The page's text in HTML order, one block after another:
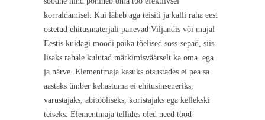
korraldamisel. Kui läheb aga teisiti ja kalli raha eest
ostetud ehitusmaterjali panevad Viljandis või mujal
Eestis kuidagi moodi paika tõelised soss-sepad, siis
lisaks rahale kulutad märkimisväärselt ka oma ega
ja närve. Elementmaja kasuks otsustades ei pea sa
aastaks ümber kehastuma ei ehitusinseneriks,
varustajaks, abitööliseks, koristajaks ega kellekski
teiseks. Elementmaja tellides oled need tööd